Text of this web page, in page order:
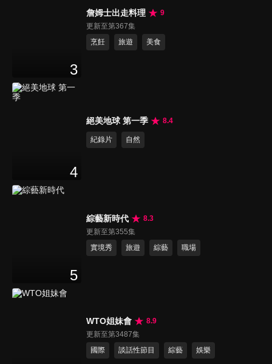
3
詹姆士出走料理
9
更新至第367集
烹飪
旅遊 美食
4
絕美地球 第一季 8.4
紀錄片 自然
5
綜藝新時代
8.3
更新至第355集
實境秀
旅遊 綜藝 職場
WTO姐妹會
8.9
更新至第3487集
國際
談話性節目 綜藝 娛樂